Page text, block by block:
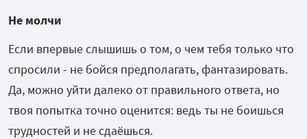
Не молчи
Если впервые слышишь о том, о чем тебя только что
спросили - не бойся предполагать, фантазировать.
Да, можно уйти далеко от правильного ответа, но
твоя попытка точно оценится: ведь ты не боишься
трудностей и не сдаёшься.